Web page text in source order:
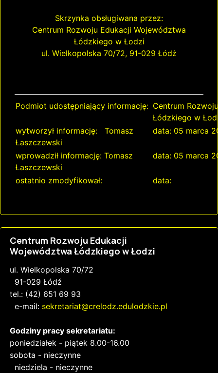
Skrzynka obsługiwana przez:
Centrum Rozwoju Edukacji Województwa
Łódzkiego w Łodzi
ul. Wielkopolska 70/72, 91-029 Łódź
Podmiot udostępniający informację: Centrum
Łódzkiego w
wytworzył informację: Tomasz
Łaszczewski
data: 05 marca
wprowadził informację: Tomasz
Łaszczewski
data: 05 marca
ostatnio zmodyfikował: data:
Centrum Rozwoju Edukacji
Województwa Łódzkiego w Łodzi
ul. Wielkopolska 70/72
91-029 Łódź
tel.: (42) 651 69 93
e-mail: sekretariat@crelodz.edulodzkie.pl
Godziny pracy sekretariatu:
poniedziałek - piątek 8.00-16.00
sobota - nieczynne
niedziela - nieczynne